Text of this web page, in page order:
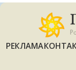
РЕКЛАМА